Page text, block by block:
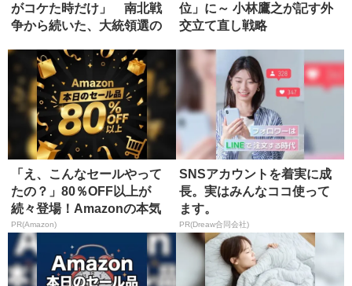
がコケた時だけ」 南北戦
争から続いた、大統領選の
位」に～ 小林鷹之が記す外
交立て直し戦略
「え、こんなセールやって
たの？」80％OFF以上が
続々登場！Amazonの本気
が...
PR(Amazon)
SNSアカウントを着実に成
長。実はみんなココ使って
ます。
PR(Dreaw合同会社)